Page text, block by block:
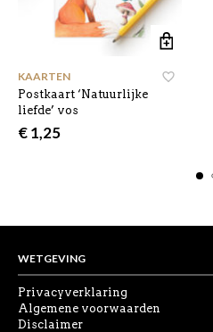
KAARTEN
Postkaart ‘Natuurlijke
liefde’ vos
€1,25
WETGEVING
Privacyverklaring
Algemene voorwaarden
Disclaimer